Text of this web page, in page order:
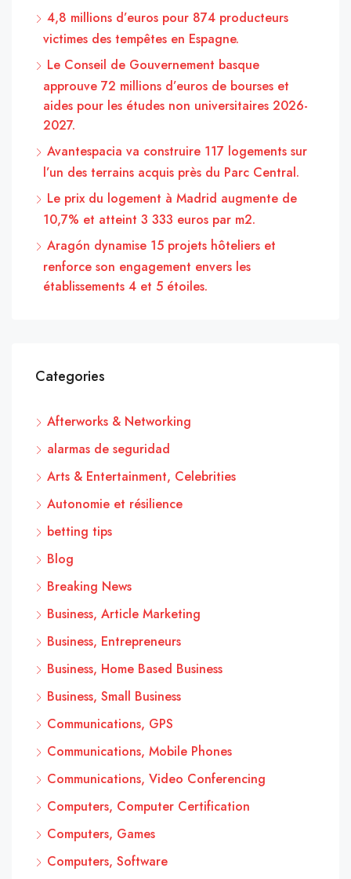
4,8 millions d’euros pour 874 producteurs
victimes des tempêtes en Espagne.
Le Conseil de Gouvernement basque
approuve 72 millions d’euros de bourses et
aides pour les études non universitaires 2026-
2027.
Avantespacia va construire 117 logements sur
l’un des terrains acquis près du Parc Central.
Le prix du logement à Madrid augmente de
10,7% et atteint 3 333 euros par m2.
Aragón dynamise 15 projets hôteliers et
renforce son engagement envers les
établissements 4 et 5 étoiles.
Categories
Afterworks & Networking
alarmas de seguridad
Arts & Entertainment, Celebrities
Autonomie et résilience
betting tips
Blog
Breaking News
Business, Article Marketing
Business, Entrepreneurs
Business, Home Based Business
Business, Small Business
Communications, GPS
Communications, Mobile Phones
Communications, Video Conferencing
Computers, Computer Certification
Computers, Games
Computers, Software